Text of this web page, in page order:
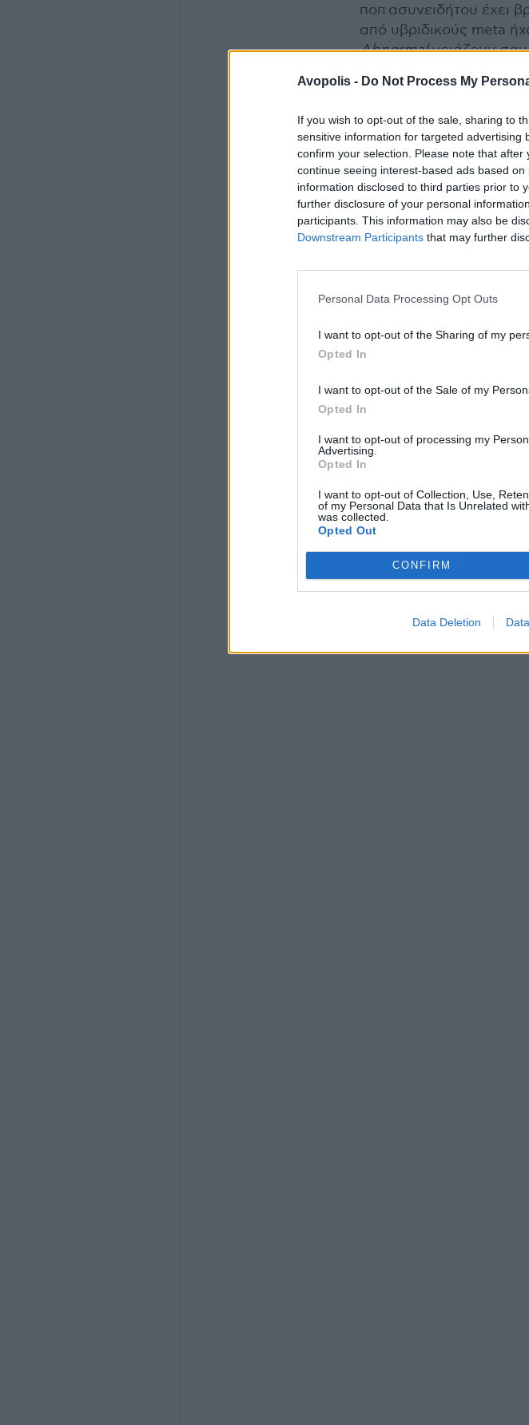
Avopolis - Do Not Process My
If you wish to opt-out of the sale, sharing to
sensitive information for targeted advertising
confirm your selection. Please note that
continue seeing interest-based ads based
information disclosed to third parties prior to
further disclosure of your personal
participants. This information may also be
Downstream Participants that may further
Personal Data Processing Opt Outs
I want to opt-out of the Sharing of my
Opted In
I want to opt-out of the Sale of my
Opted In
I want to opt-out of processing my
Advertising.
Opted In
I want to opt-out of Collection, Use,
of my Personal Data that Is Unrelated
was collected.
Opted Out
CONFIRM
Data Deletion
ποπ ασυνειδήτου έχει
από υβριδικούς meta
Abnormalμοιάζουν
φυσικά, οι Strokes δεν
ανατρέψουν το
βγάλουν πραγματικά
συμπαθητικό από το
δώσει ραντεβού στις
Previous Article
Tennis - Swimmer